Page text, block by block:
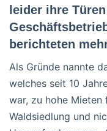
leider ihre
berichteten
Als Gründe nannte
welches seit 10
war, zu hohe Mieten
Waldsiedlung und